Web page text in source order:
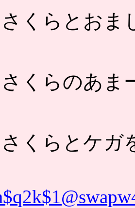
くらとおま
くらのあま
くらとケガ